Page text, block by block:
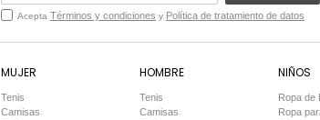
Acepta Términos y condiciones y Política de tratamiento de datos
MUJER
Tenis
Camisas
HOMBRE
Tenis
Camisas
NIÑOS
Ropa de
Ropa